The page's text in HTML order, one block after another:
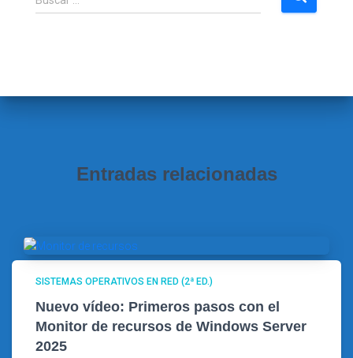
u
:
Entradas relacionadas
SISTEMAS OPERATIVOS EN RED (2ª ED.)
Nuevo vídeo: Primeros pasos con el
Monitor de recursos de Windows Server
2025